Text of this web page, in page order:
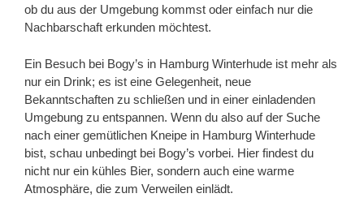
ob du aus der Umgebung kommst oder einfach nur die
Nachbarschaft erkunden möchtest.
Ein Besuch bei Bogy’s in Hamburg Winterhude ist mehr als
nur ein Drink; es ist eine Gelegenheit, neue
Bekanntschaften zu schließen und in einer einladenden
Umgebung zu entspannen. Wenn du also auf der Suche
nach einer gemütlichen Kneipe in Hamburg Winterhude
bist, schau unbedingt bei Bogy’s vorbei. Hier findest du
nicht nur ein kühles Bier, sondern auch eine warme
Atmosphäre, die zum Verweilen einlädt.